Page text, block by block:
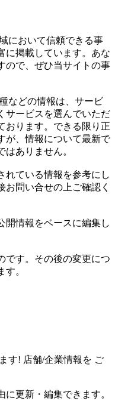
において信頼できる事
に掲載しています。あな
ので、ぜひ当サイトの事
などの情報は、サービ
サービスを選んでいただ
おります。できる限り正
が、情報について最新で
ありません。
れている情報を参考にし
問い合せの上ご確認く
開情報をベースに編集し
です。その後の変更につ
。
す! 店舗/企業情報を ご
更新・編集できます。